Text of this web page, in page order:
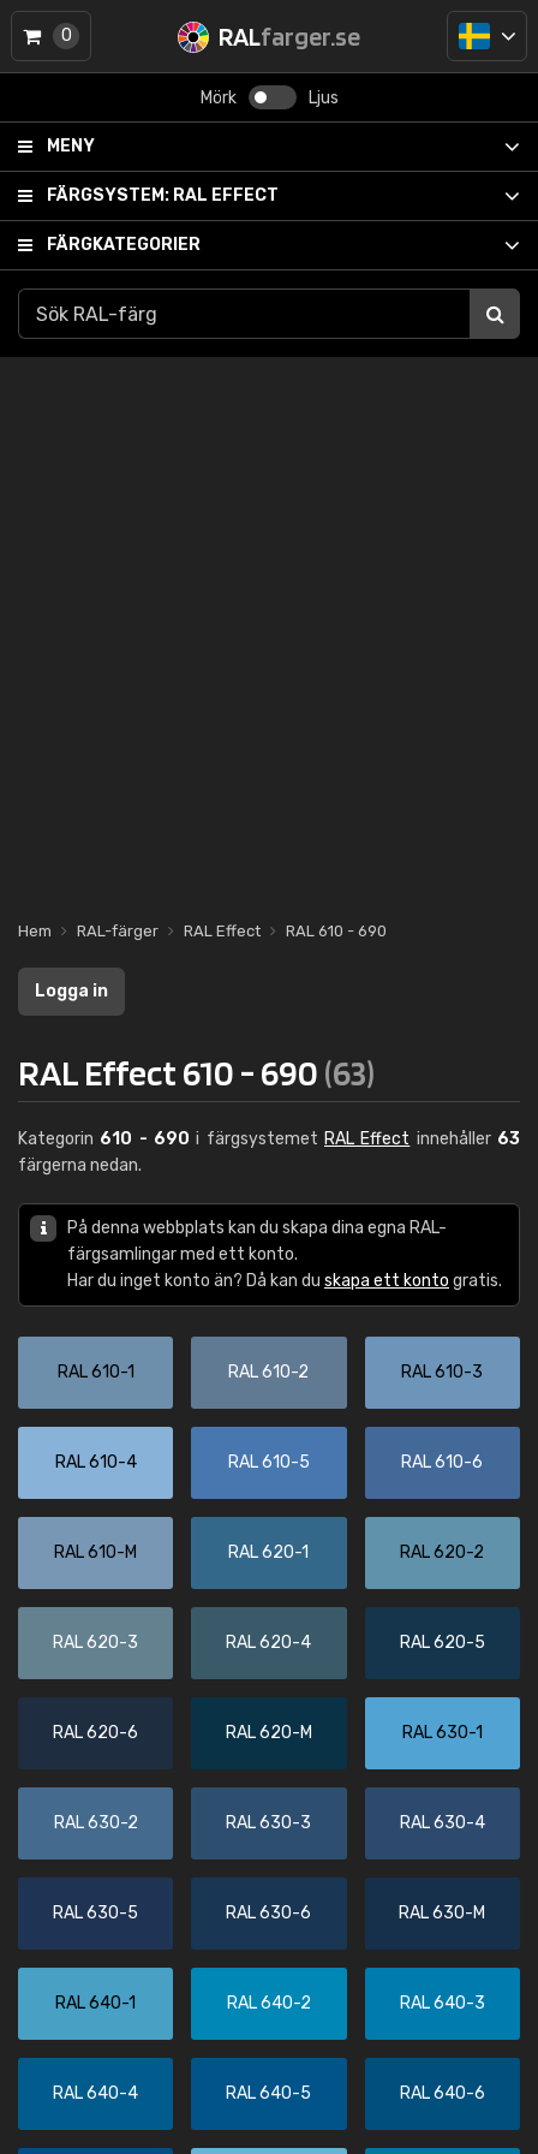
RALfarger.se
Mörk Ljus
MENY
FÄRGSYSTEM: RAL EFFECT
FÄRGKATEGORIER
0
Hem RAL-färger RAL Effect RAL 610 - 690
Logga in
RAL Effect 610 - 690(63)
Kategorin 610 - 690 i färgsystemet RAL Effect innehåller 63
färgerna nedan.
På denna webbplats kan du skapa dina egna RAL-
färgsamlingar med ett konto.
Har du inget konto än? Då kan du skapa ett konto gratis.
RAL 610-1 RAL 610-2 RAL 610-3
RAL 610-4 RAL 610-5 RAL 610-6
RAL 610-M RAL 620-1 RAL 620-2
RAL 620-3 RAL 620-4 RAL 620-5
RAL 620-6 RAL 620-M RAL 630-1
RAL 630-2 RAL 630-3 RAL 630-4
RAL 630-5 RAL 630-6 RAL 630-M
RAL 640-1 RAL 640-2 RAL 640-3
RAL 640-4 RAL 640-5 RAL 640-6